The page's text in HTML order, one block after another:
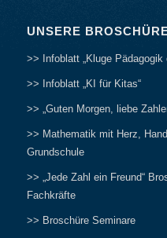
UNSERE
>> Infoblatt „Kluge Pädagogik
>> Infoblatt „KI für Kitas“
>> „Guten Morgen, liebe
>> Mathematik mit Herz,
Grundschule
>> „Jede Zahl ein Freund“
Fachkräfte
>> Broschüre Seminare